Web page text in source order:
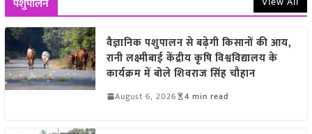
वैज्ञानिक पशुपालन से बढ़ेगी किसानों की आय,
रानी लक्ष्मीबाई केंद्रीय कृषि विश्वविद्यालय के
कार्यक्रम में बोले शिवराज सिंह चौहान
August 6, 2026 4 min read